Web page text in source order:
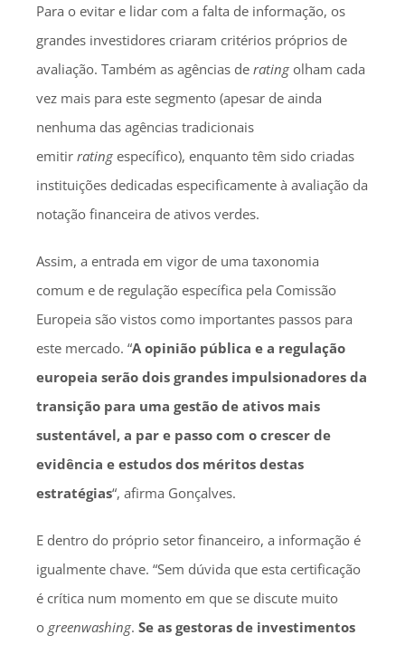
Para o evitar e lidar com a falta de informação, os
grandes investidores criaram critérios próprios de
avaliação. Também as agências de rating olham cada
vez mais para este segmento (apesar de ainda
nenhuma das agências tradicionais
emitir rating específico), enquanto têm sido criadas
instituições dedicadas especificamente à avaliação da
notação financeira de ativos verdes.
Assim, a entrada em vigor de uma taxonomia
comum e de regulação específica pela Comissão
Europeia são vistos como importantes passos para
este mercado. “A opinião pública e a regulação
europeia serão dois grandes impulsionadores da
transição para uma gestão de ativos mais
sustentável, a par e passo com o crescer de
evidência e estudos dos méritos destas
estratégias“, afirma Gonçalves.
E dentro do próprio setor financeiro, a informação é
igualmente chave. “Sem dúvida que esta certificação
é crítica num momento em que se discute muito
o greenwashing. Se as gestoras de investimentos